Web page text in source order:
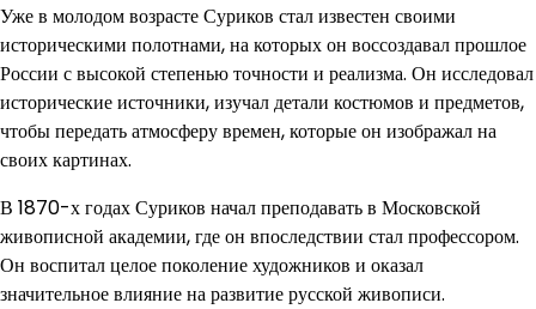
Уже в молодом возрасте Суриков стал известен своими
историческими полотнами, на которых он воссоздавал прошлое
России с высокой степенью точности и реализма. Он исследовал
исторические источники, изучал детали костюмов и предметов,
чтобы передать атмосферу времен, которые он изображал на
своих картинах.
В 1870-х годах Суриков начал преподавать в Московской
живописной академии, где он впоследствии стал профессором.
Он воспитал целое поколение художников и оказал
значительное влияние на развитие русской живописи.